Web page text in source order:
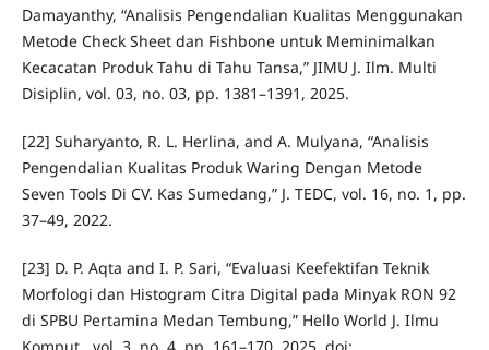
Damayanthy, “Analisis Pengendalian Kualitas Menggunakan
Metode Check Sheet dan Fishbone untuk Meminimalkan
Kecacatan Produk Tahu di Tahu Tansa,” JIMU J. Ilm. Multi
Disiplin, vol. 03, no. 03, pp. 1381–1391, 2025.
[22] Suharyanto, R. L. Herlina, and A. Mulyana, “Analisis
Pengendalian Kualitas Produk Waring Dengan Metode
Seven Tools Di CV. Kas Sumedang,” J. TEDC, vol. 16, no. 1, pp.
37–49, 2022.
[23] D. P. Aqta and I. P. Sari, “Evaluasi Keefektifan Teknik
Morfologi dan Histogram Citra Digital pada Minyak RON 92
di SPBU Pertamina Medan Tembung,” Hello World J. Ilmu